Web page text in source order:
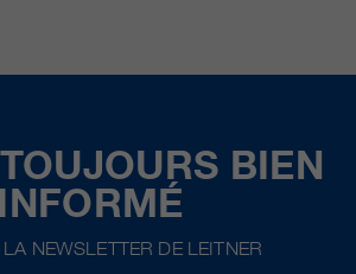
BIEN
INFORMÉ
NEWSLETTER DE LEITNER